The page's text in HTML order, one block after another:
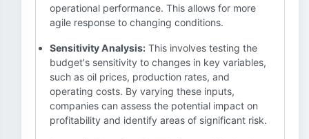
operational performance. This allows for more
agile response to changing conditions.
Sensitivity Analysis: This involves testing the
budget's sensitivity to changes in key variables,
such as oil prices, production rates, and
operating costs. By varying these inputs,
companies can assess the potential impact on
profitability and identify areas of significant risk.